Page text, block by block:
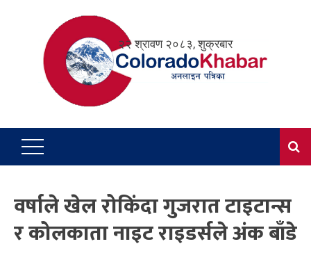
२२ श्रावण २०८३, शुक्रबार
वर्षाले खेल रोकिंदा गुजरात टाइटान्स
र कोलकाता नाइट राइडर्सले अंक बाँडे